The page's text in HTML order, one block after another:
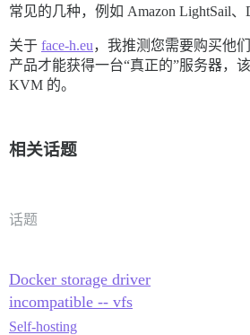
常见的几种，例如 Amazon LightSail、
关于 face-h.eu，我推测您需要购买他们
产品才能获得一台“真正的”服务器，
KVM 的。
相关话题
话题
Docker storage driver
incompatible -- vfs
Self-hosting